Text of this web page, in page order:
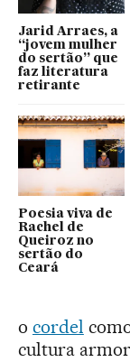
Jarid Arraes, a
“jovem mulher
do sertão” que
faz literatura
retirante
Poesia viva de
Rachel de
Queiroz no
sertão do
Ceará
o cordel
cultura